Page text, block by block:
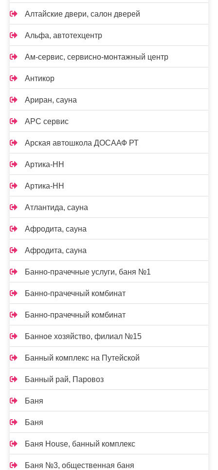
Алтайские двери, салон дверей
Альфа, автотехцентр
Ам-сервис, сервисно-монтажный центр
Антикор
Ариран, сауна
АРС сервис
Арская автошкола ДОСААФ РТ
Артика-НН
Артика-НН
Атлантида, сауна
Афродита, сауна
Афродита, сауна
Банно-прачечные услуги, баня №1
Банно-прачечный комбинат
Банно-прачечный комбинат
Банное хозяйство, филиал №15
Банный комплекс на Путейской
Банный рай, Паровоз
Баня
Баня
Баня House, банный комплекс
Баня №3, общественная баня